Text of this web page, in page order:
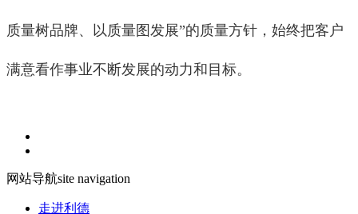
质量树品牌、以质量图发展”的质量方针，始终把客户
满意看作事业不断发展的动力和目标。
网站导航site navigation
走进利德